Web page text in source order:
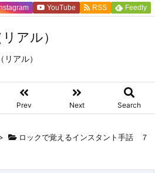
アル）
アル）
Prev Next Search
YouTube RSS Feedly
ロックで覚えるインスタント手話 ７